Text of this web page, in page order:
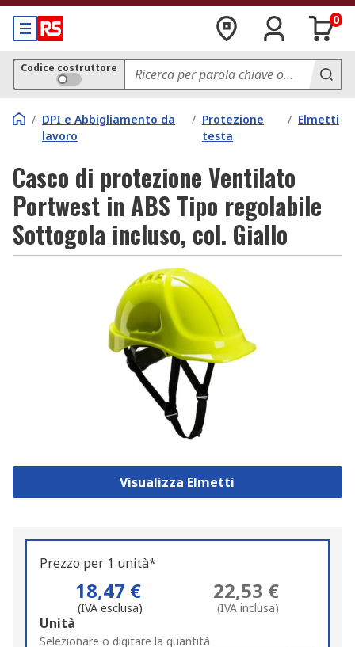
0
Codice costruttore
/ DPI e Abbigliamento da
lavoro
/ Protezione
testa
/ Elmetti
Casco di protezione Ventilato
Portwest in ABS Tipo regolabile
Sottogola incluso, col. Giallo
Visualizza Elmetti
Prezzo per 1 unità*
18,47 €
(IVA esclusa)
22,53 €
(IVA inclusa)
Add
to
Unità
Selezionare o digitare la quantità